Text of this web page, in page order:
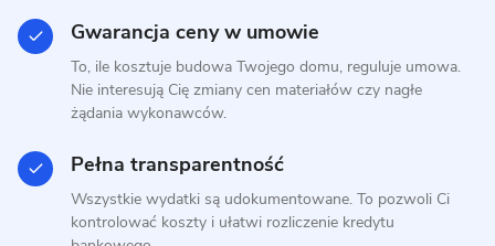
Daszewice - dom z dachem
kopertowym
Gwarancja ceny w umowie
To, ile kosztuje budowa Twojego domu, reguluje umowa.
Nie interesują Cię zmiany cen materiałów czy nagłe
żądania wykonawców.
Pełna transparentność
Wszystkie wydatki są udokumentowane. To pozwoli Ci
kontrolować koszty i ułatwi rozliczenie kredytu